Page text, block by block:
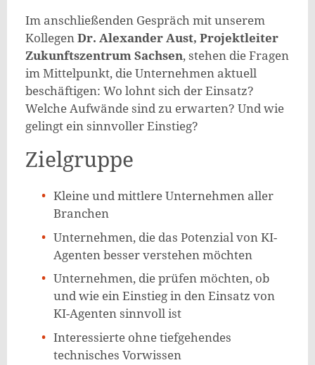
Im anschließenden Gespräch mit unserem
KollegenDr. Alexander Aust, Projektleiter
Zukunftszentrum Sachsen, stehen die Fragen
im Mittelpunkt, die Unternehmen aktuell
beschäftigen: Wo lohnt sich der Einsatz?
Welche Aufwände sind zu erwarten? Und wie
gelingt ein sinnvoller Einstieg?
Zielgruppe
Kleine und mittlere Unternehmen aller
Branchen
Unternehmen, die das Potenzial von KI-
Agenten besser verstehen möchten
Unternehmen, die prüfen möchten, ob
und wie ein Einstieg in den Einsatz von
KI-Agenten sinnvoll ist
Interessierte ohne tiefgehendes
technisches Vorwissen